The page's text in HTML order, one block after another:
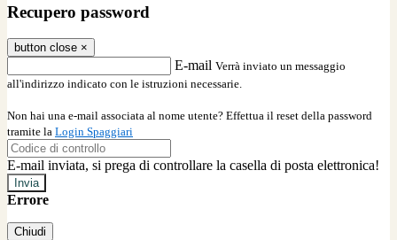
Recupero password
button close ×
E-mail Verrà inviato un messaggio
all'indirizzo indicato con le istruzioni necessarie.
Non hai una e-mail associata al nome utente? Effettua il reset della password
tramite la Login Spaggiari
E-mail inviata, si prega di controllare la casella di posta elettronica!
Errore
Chiudi